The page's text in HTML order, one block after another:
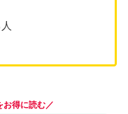
お得に読む／